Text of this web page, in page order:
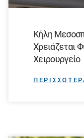
Κήλη
Χρειάζεται
Χειρουργείο